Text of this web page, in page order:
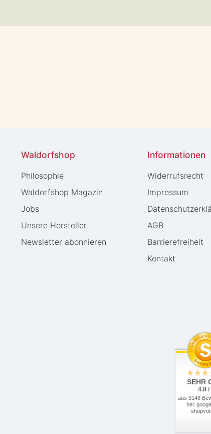
Waldorfshop
Philosophie
Waldorfshop Magazin
Jobs
Unsere Hersteller
Newsletter abonnieren
Informationen
Widerrufs­recht
Impressum
AGB
Barrierefreiheit
Kontakt
SEHR
4.8 /
aus 3148
bei: